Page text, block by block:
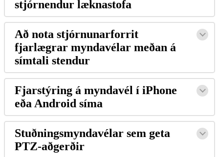
stjórnendur læknastofa
Að nota stjórnunarforrit
fjarlægrar myndavélar meðan á
símtali stendur
Fjarstýring á myndavél í iPhone
eða Android síma
Stuðningsmyndavélar sem geta
PTZ-aðgerðir